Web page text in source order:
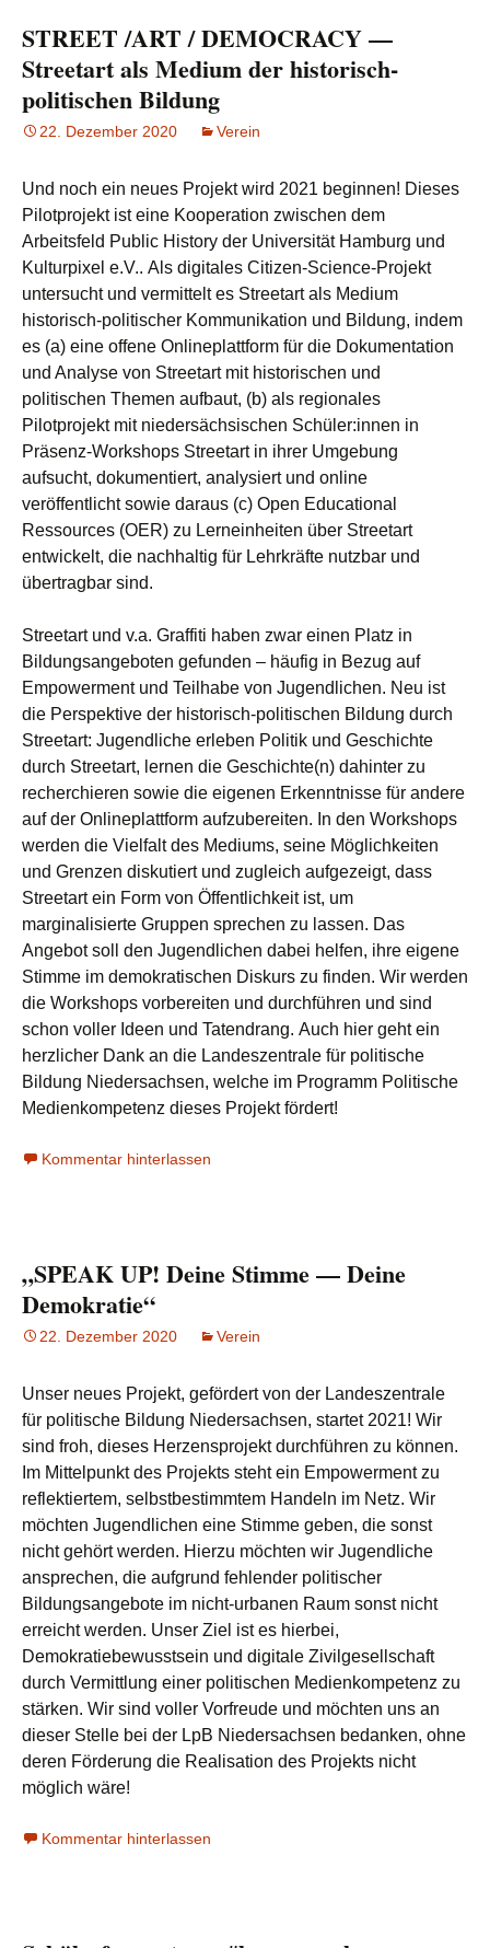
STREET /ART / DEMOCRACY —
Streetart als Medium der historisch-
politischen Bildung
22. Dezember 2020 Verein
Und noch ein neues Projekt wird 2021 beginnen! Dieses
Pilotprojekt ist eine Kooperation zwischen dem
Arbeitsfeld Public History der Universität Hamburg und
Kulturpixel e.V.. Als digitales Citizen-Science-Projekt
untersucht und vermittelt es Streetart als Medium
historisch-politischer Kommunikation und Bildung, indem
es (a) eine offene Onlineplattform für die Dokumentation
und Analyse von Streetart mit historischen und
politischen Themen aufbaut, (b) als regionales
Pilotprojekt mit niedersächsischen Schüler:innen in
Präsenz-Workshops Streetart in ihrer Umgebung
aufsucht, dokumentiert, analysiert und online
veröffentlicht sowie daraus (c) Open Educational
Ressources (OER) zu Lerneinheiten über Streetart
entwickelt, die nachhaltig für Lehrkräfte nutzbar und
übertragbar sind.
Streetart und v.a. Graffiti haben zwar einen Platz in
Bildungsangeboten gefunden – häufig in Bezug auf
Empowerment und Teilhabe von Jugendlichen. Neu ist
die Perspektive der historisch-politischen Bildung durch
Streetart: Jugendliche erleben Politik und Geschichte
durch Streetart, lernen die Geschichte(n) dahinter zu
recherchieren sowie die eigenen Erkenntnisse für andere
auf der Onlineplattform aufzubereiten. In den Workshops
werden die Vielfalt des Mediums, seine Möglichkeiten
und Grenzen diskutiert und zugleich aufgezeigt, dass
Streetart ein Form von Öffentlichkeit ist, um
marginalisierte Gruppen sprechen zu lassen. Das
Angebot soll den Jugendlichen dabei helfen, ihre eigene
Stimme im demokratischen Diskurs zu finden. Wir werden
die Workshops vorbereiten und durchführen und sind
schon voller Ideen und Tatendrang. Auch hier geht ein
herzlicher Dank an die Landeszentrale für politische
Bildung Niedersachsen, welche im Programm Politische
Medienkompetenz dieses Projekt fördert!
Kommentar hinterlassen
„SPEAK UP! Deine Stimme — Deine
Demokratie“
22. Dezember 2020 Verein
Unser neues Projekt, gefördert von der Landeszentrale
für politische Bildung Niedersachsen, startet 2021! Wir
sind froh, dieses Herzensprojekt durchführen zu können.
Im Mittelpunkt des Projekts steht ein Empowerment zu
reflektiertem, selbstbestimmtem Handeln im Netz. Wir
möchten Jugendlichen eine Stimme geben, die sonst
nicht gehört werden. Hierzu möchten wir Jugendliche
ansprechen, die aufgrund fehlender politischer
Bildungsangebote im nicht-urbanen Raum sonst nicht
erreicht werden. Unser Ziel ist es hierbei,
Demokratiebewusstsein und digitale Zivilgesellschaft
durch Vermittlung einer politischen Medienkompetenz zu
stärken. Wir sind voller Vorfreude und möchten uns an
dieser Stelle bei der LpB Niedersachsen bedanken, ohne
deren Förderung die Realisation des Projekts nicht
möglich wäre!
Kommentar hinterlassen